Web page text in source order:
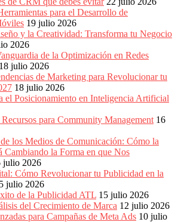
para el Desarrollo de
19 julio 2026
y la Creatividad: Transforma tu Negocio
2026
de la Optimización en Redes
18 julio 2026
de Marketing para Revolucionar tu
18 julio 2026
el Posicionamiento en Inteligencia Artificial
para Community Management 16
los Medios de Comunicación: Cómo la
Cambiando la Forma en que Nos
julio 2026
Cómo Revolucionar tu Publicidad en la
julio 2026
de la Publicidad ATL 15 julio 2026
del Crecimiento de Marca 12 julio 2026
para Campañas de Meta Ads 10 julio